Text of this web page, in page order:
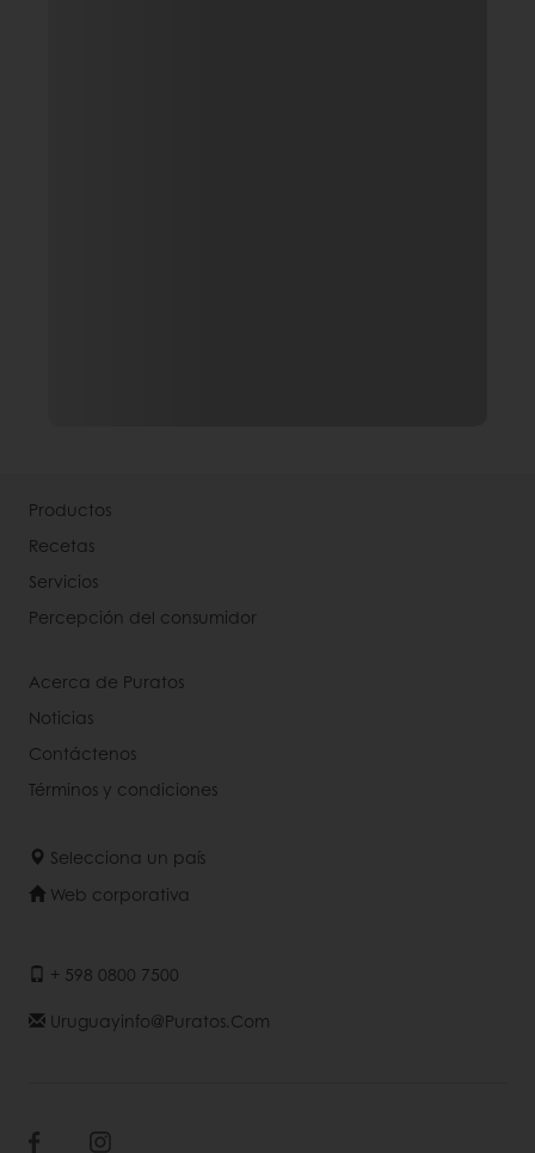
Productos
Recetas
Servicios
Percepción del consumidor
Acerca de Puratos
Noticias
Contáctenos
Términos y condiciones
Selecciona un país
Web corporativa
+ 598 0800 7500
Uruguayinfo@puratos.com